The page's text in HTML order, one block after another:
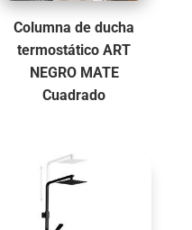
Columna de ducha
termostático ART
NEGRO MATE
Cuadrado